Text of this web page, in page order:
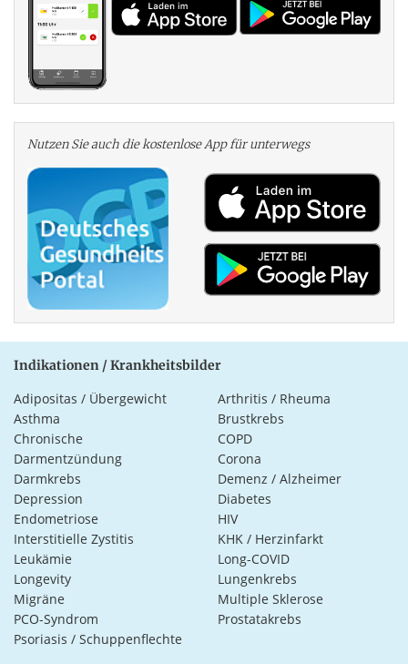
Nutzen Sie auch die kosten­lose App für unterwegs
Indikationen / Krankheitsbilder
Adipositas / Übergewicht
Arthritis / Rheuma
Asthma
Brustkrebs
Chronische
Darmentzündung
COPD
Corona
Darmkrebs
Demenz / Alzheimer
Depression
Diabetes
Endometriose
HIV
Interstitielle Zystitis
KHK / Herzinfarkt
Leukämie
Long-COVID
Longevity
Lungenkrebs
Migräne
Multiple Sklerose
PCO-Syndrom
Prostatakrebs
Psoriasis / Schuppenflechte